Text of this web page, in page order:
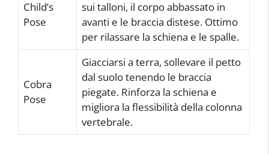
Child’s
Pose
sui talloni, il corpo abbassato in
avanti e le braccia distese. Ottimo
per rilassare la schiena e le spalle.
Cobra
Pose
Giacciarsi a terra, sollevare il petto
dal suolo tenendo le braccia
piegate. Rinforza la schiena e
migliora la flessibilità della colonna
vertebrale.